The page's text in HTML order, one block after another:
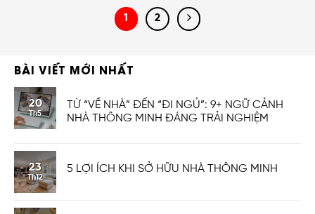
1 2
BÀI VIẾT MỚI NHẤT
20
Th5
TỪ “VỀ NHÀ” ĐẾN “ĐI NGỦ”: 9+ NGỮ CẢNH
NHÀ THÔNG MINH ĐÁNG TRẢI NGHIỆM
23
Th12
5 LỢI ÍCH KHI SỞ HỮU NHÀ THÔNG MINH